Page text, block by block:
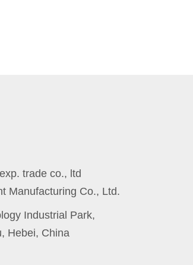
trade co., ltd
Manufacturing Co., Ltd.
Industrial Park,
Hebei, China